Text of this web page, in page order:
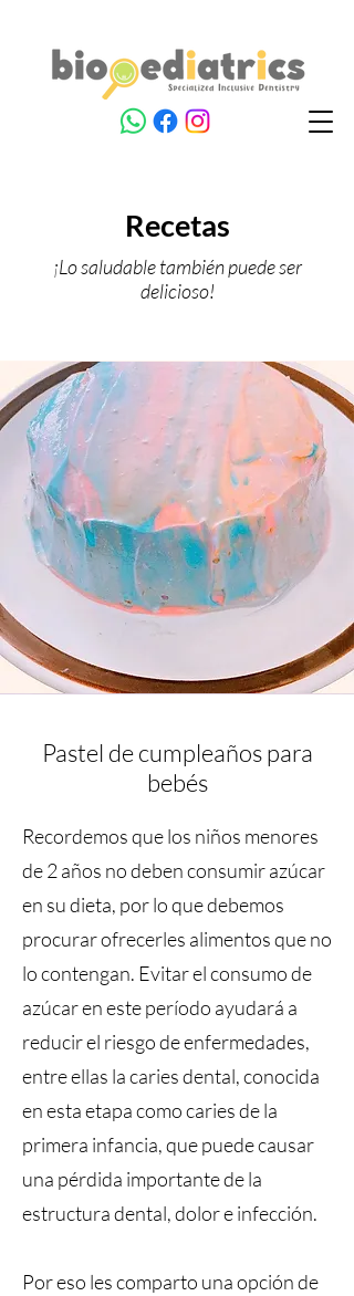
Recetas
¡Lo saludable también puede ser
delicioso!
Pastel de cumpleaños para
bebés
Recordemos que los niños menores
de 2 años no deben consumir azúcar
en su dieta, por lo que debemos
procurar ofrecerles alimentos que no
lo contengan. Evitar el consumo de
azúcar en este período ayudará a
reducir el riesgo de enfermedades,
entre ellas la caries dental, conocida
en esta etapa como caries de la
primera infancia, que puede causar
una pérdida importante de la
estructura dental, dolor e infección.
Por eso les comparto una opción de